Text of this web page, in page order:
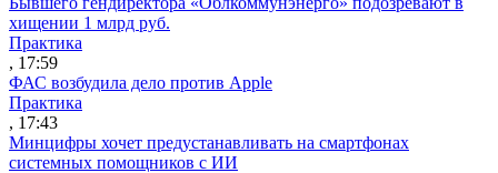
хищении 1 млрд руб.
Практика
, 17:59
ФАС возбудила дело против Apple
Практика
, 17:43
Минцифры хочет предустанавливать на смартфонах
системных помощников с ИИ